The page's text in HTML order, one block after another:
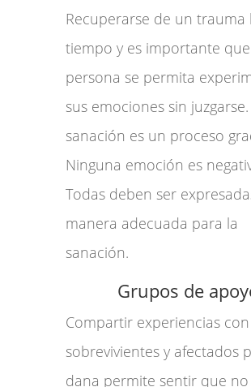
Recuperarse de un trauma
tiempo y es importante
persona se permita
sus emociones sin juzgarse.
sanación es un proceso
Ninguna emoción es
Todas deben ser
manera adecuada para la
sanación.
Grupos de
Compartir experiencias
sobrevivientes y afectados
dana permite sentir que no